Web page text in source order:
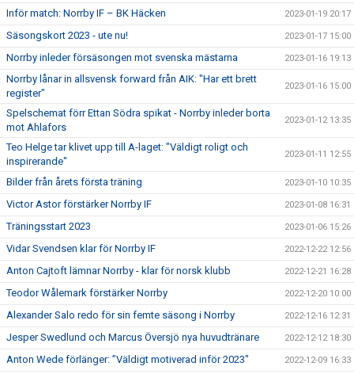
Inför match: Norrby IF – BK Häcken 2023-01-19 20:17
Säsongskort 2023 - ute nu! 2023-01-17 15:00
Norrby inleder försäsongen mot svenska mästarna 2023-01-16 19:13
Norrby lånar in allsvensk forward från AIK: "Har ett brett
register"
2023-01-16 15:00
Spelschemat förr Ettan Södra spikat - Norrby inleder borta
mot Ahlafors
2023-01-12 13:35
Teo Helge tar klivet upp till A-laget: "Väldigt roligt och
inspirerande"
2023-01-11 12:55
Bilder från årets första träning 2023-01-10 10:35
Victor Astor förstärker Norrby IF 2023-01-08 16:31
Träningsstart 2023 2023-01-06 15:26
Vidar Svendsen klar för Norrby IF 2022-12-22 12:56
Anton Cajtoft lämnar Norrby - klar för norsk klubb 2022-12-21 16:28
Teodor Wålemark förstärker Norrby 2022-12-20 10:00
Alexander Salo redo för sin femte säsong i Norrby 2022-12-16 12:31
Jesper Swedlund och Marcus Översjö nya huvudtränare 2022-12-12 18:30
Anton Wede förlänger: ”Väldigt motiverad inför 2023" 2022-12-09 16:33